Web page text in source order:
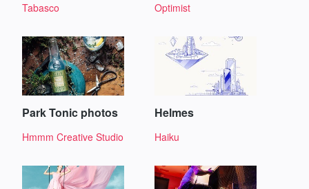
Tabasco Optimist
Park Tonic photos
Hmmm Creative Studio
Helmes
Haiku